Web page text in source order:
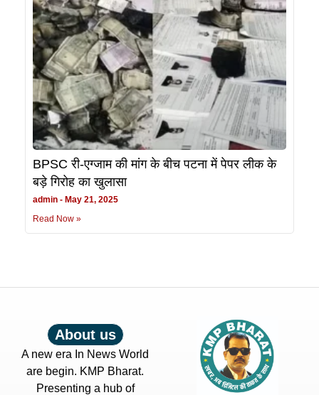
BPSC री-एग्जाम की मांग के बीच पटना में पेपर लीक के
बड़े गिरोह का खुलासा
admin
May 21, 2025
Read Now »
About us
A new era In News World
are begin. KMP Bharat.
Presenting a hub of